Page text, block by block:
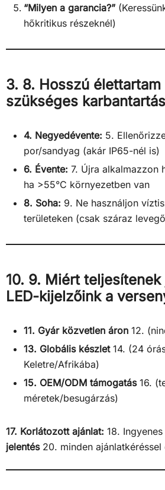
“Milyen a garancia?”
hőkritikus részeknél)
3. 8. Hosszú
szükséges
4. Negyedévente: 5.
por/sandyag (akár IP65-nél is)
6. Évente: 7. Újra alkalmazzon
ha >55°C környezetben van
8. Soha: 9. Ne használjon
területeken (csak száraz
10. 9. Miért
LED-kijelzőink a
11. Gyár közvetlen áron 12.
13. Globális készlet14. (24
Keletre/Afrikába)
15. OEM/ODM támogatás16.
méretek/besugárzás)
17. Korlátozott ajánlat: 18. Ingyenes
jelentés20. minden ajánlatkéréssel